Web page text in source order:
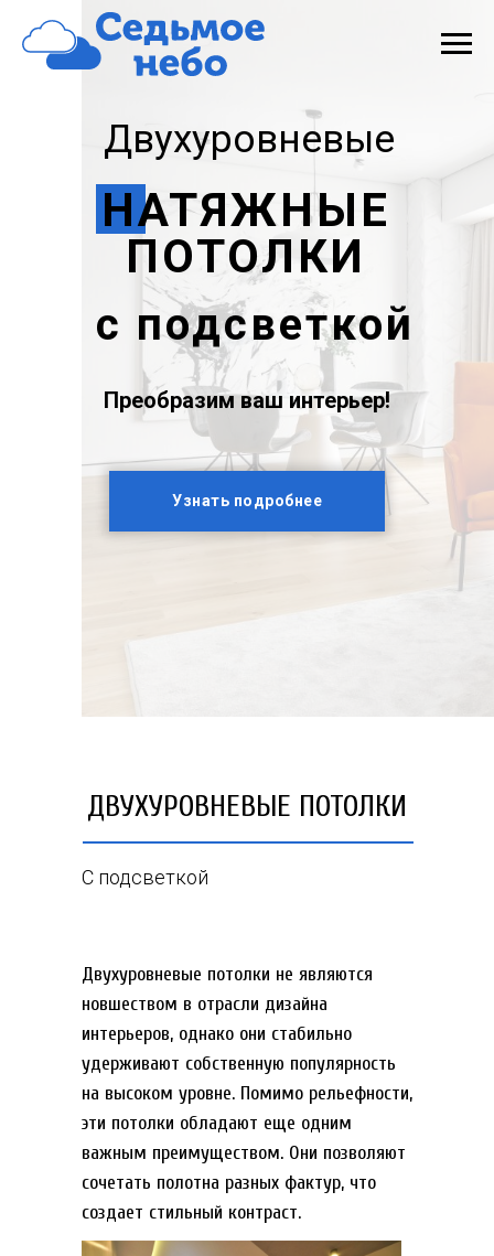
НАТЯЖНЫЕ
ПОТОЛКИ
Двухуровневые
Узнать подробнее
Преобразим ваш интерьер!
с подсветкой
ДВУХУРОВНЕВЫЕ ПОТОЛКИ
С подсветкой
Двухуровневые потолки не являются
новшеством в отрасли дизайна
интерьеров, однако они стабильно
удерживают собственную популярность
на высоком уровне. Помимо рельефности,
эти потолки обладают еще одним
важным преимуществом. Они позволяют
сочетать полотна разных фактур, что
создает стильный контраст.